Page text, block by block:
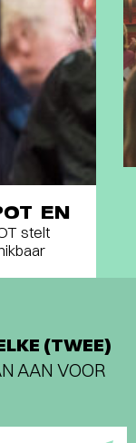
EN
stelt
(TWEE)
AAN VOOR